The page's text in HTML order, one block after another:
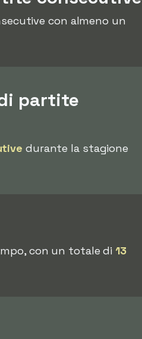
con almeno un
partite
durante la stagione
con un totale di13